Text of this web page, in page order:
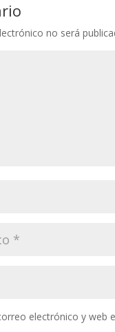
no será
electrónico y web